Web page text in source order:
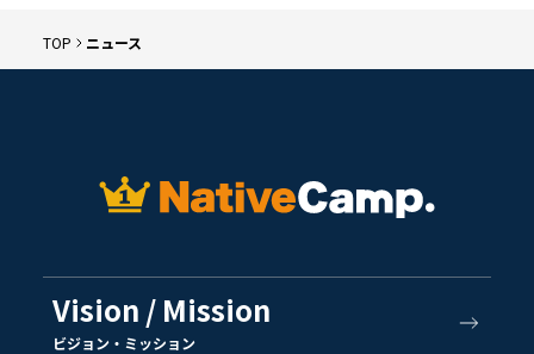
TOP ニュース
Vision / Mission
ビジョン・ミッション